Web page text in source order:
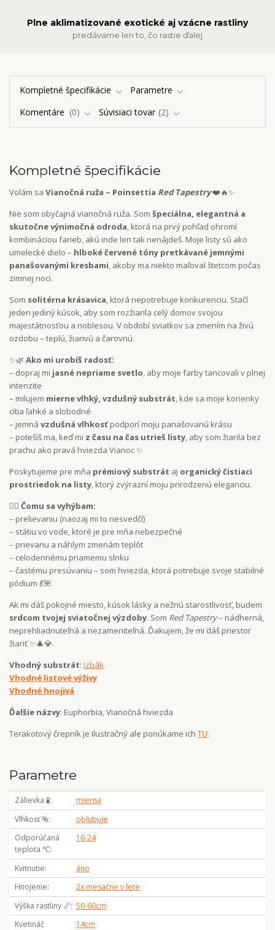
Plne aklimatizované exotické aj vzácne rastliny
predávame len to, čo rastie ďalej
Kompletné špecifikácie
Parametre
Komentáre
0 Súvisiaci tovar 2
Kompletné špecifikácie
Volám sa Vianočná ruža – Poinsettia Red Tapestry❤️🔥✨
Nie som obyčajná vianočná ruža. Som špeciálna, elegantná a
skutočne výnimočná odroda, ktorá na prvý pohľad ohromí
kombináciou farieb, akú inde len tak nenájdeš. Moje listy sú ako
umelecké dielo – hlboké červené tóny pretkávané jemnými
panašovanými kresbami, akoby ma niekto maľoval štetcom počas
zimnej noci.
Som solitérna krásavica, ktorá nepotrebuje konkurenciu. Stačí
jeden jediný kúsok, aby som rozžiarila celý domov svojou
majestátnosťou a noblesou. V období sviatkov sa zmením na živú
ozdobu – teplú, žiarivú a čarovnú.
✨🌿Ako mi urobíš radosť:
– dopraj mi jasné nepriame svetlo, aby moje farby tancovali v plnej
intenzite
– milujem mierne vlhký, vzdušný substrát, kde sa moje korienky
cítia ľahké a slobodné
– jemná vzdušná vlhkosťpodporí moju panašovanú krásu
– potešíš ma, keď mi z času na čas utrieš listy, aby som žiarila bez
prachu ako pravá hviezda Vianoc ✨
Poskytujeme pre mňa prémiový substrát aj organický čistiaci
prostriedok na listy, ktorý zvýrazní moju prirodzenú eleganciu.
🙅‍♀️ Čomu sa vyhýbam:
– prelievaniu (naozaj mi to nesvedčí)
– státiu vo vode, ktoré je pre mňa nebezpečné
– prievanu a náhlym zmenám teplôt
– celodennému priamemu slnku
– častému presúvaniu – som hviezda, ktorá potrebuje svoje stabilné
pódium 💃🌺
Ak mi dáš pokojné miesto, kúsok lásky a nežnú starostlivosť, budem
srdcom tvojej sviatočnej výzdoby. Som Red Tapestry– nádherná,
neprehliadnuteľná a nezameniteľná. Ďakujem, že mi dáš priestor
žiariť ✨🎄💎.
Vhodný substrát: Izbák
Vhodné listové výživy
Vhodné hnojivá
Ďalšie názvy: Euphorbia, Vianočná hviezda
Terakotový črepník je ilustračný ale ponúkame ich TU.
Parametre
Zálievka 🧪
mierna
Vlhkosť %
obľubuje
Odporúčaná
teplota ℃
16-24
Kvitnutie
áno
Hnojenie
2x mesačne v lete
Výška rastliny 📏 50-60cm
Kvetináč
14cm